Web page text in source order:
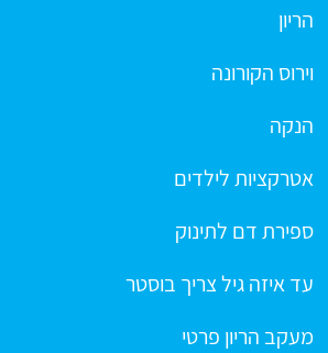
הריון
וירוס הקורונה
הנקה
אטרקציות לילדים
ספירת דם לתינוק
עד איזה גיל צריך בוסטר
מעקב הריון פרטי